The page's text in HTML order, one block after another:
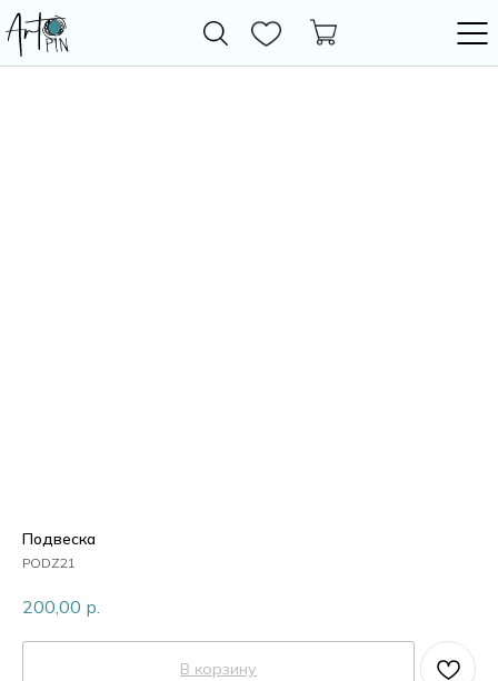
Пластик
Перламутр
Подвеска
PODZ21
200,00 р.
В корзину